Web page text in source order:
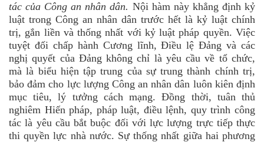
tác của Công an nhân dân. Nội hàm này khẳng định kỷ
luật trong Công an nhân dân trước hết là kỷ luật chính
trị, gắn liền và thống nhất với kỷ luật pháp quyền. Việc
tuyệt đối chấp hành Cương lĩnh, Điều lệ Đảng và các
nghị quyết của Đảng không chỉ là yêu cầu về tổ chức,
mà là biểu hiện tập trung của sự trung thành chính trị,
bảo đảm cho lực lượng Công an nhân dân luôn kiên định
mục tiêu, lý tưởng cách mạng. Đồng thời, tuân thủ
nghiêm Hiến pháp, pháp luật, điều lệnh, quy trình công
tác là yêu cầu bắt buộc đối với lực lượng trực tiếp thực
thi quyền lực nhà nước. Sự thống nhất giữa hai phương